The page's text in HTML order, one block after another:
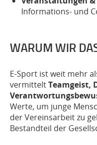
Informations- und
WARUM WIR
E-Sport ist weit mehr
vermitteltTeamgeist,
Werte, um junge
der Vereinsarbeit zu
Bestandteil der